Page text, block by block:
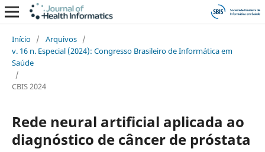
Início / Arquivos /
v. 16 n. Especial (2024): Congresso Brasileiro de Informática em
Saúde
/
CBIS 2024
Rede neural artificial aplicada ao
diagnóstico de câncer de próstata